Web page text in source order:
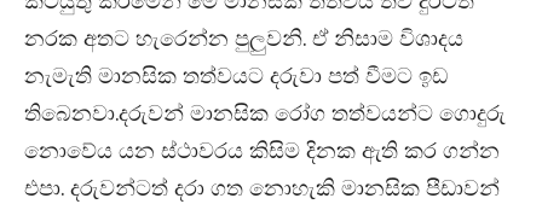
නරක අතට හැරෙන්න පුලුවනි. ඒ නිසාම විශාදය
නැමැති මානසික තත්වයට දරුවා පත් වීමට ඉඩ
තිබෙනවා.දරුවන් මානසික රෝග තත්වයන්ට ගොදුරු
නොවේය යන ස්ථාවරය කිසිම දිනක ඇති කර ගන්න
එපා. දරුවන්ටත් දරා ගත නොහැකි මානසික පීඩාවන්